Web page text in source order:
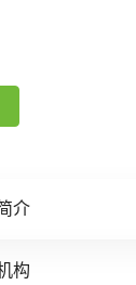
介
构